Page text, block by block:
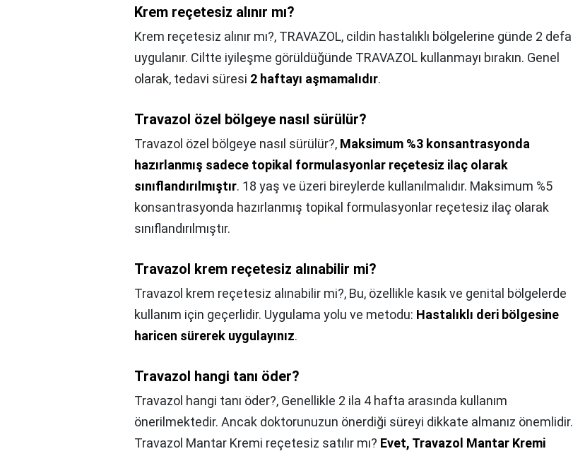
Krem reçetesiz alınır mı?
Krem reçetesiz alınır mı?, TRAVAZOL, cildin hastalıklı bölgelerine günde 2 defa
uygulanır. Ciltte iyileşme görüldüğünde TRAVAZOL kullanmayı bırakın. Genel
olarak, tedavi süresi 2 haftayı aşmamalıdır.
Travazol özel bölgeye nasıl sürülür?
Travazol özel bölgeye nasıl sürülür?, Maksimum %3 konsantrasyonda
hazırlanmış sadece topikal formulasyonlar reçetesiz ilaç olarak
sınıflandırılmıştır. 18 yaş ve üzeri bireylerde kullanılmalıdır. Maksimum %5
konsantrasyonda hazırlanmış topikal formulasyonlar reçetesiz ilaç olarak
sınıflandırılmıştır.
Travazol krem reçetesiz alınabilir mi?
Travazol krem reçetesiz alınabilir mi?, Bu, özellikle kasık ve genital bölgelerde
kullanım için geçerlidir. Uygulama yolu ve metodu: Hastalıklı deri bölgesine
haricen sürerek uygulayınız.
Travazol hangi tanı öder?
Travazol hangi tanı öder?, Genellikle 2 ila 4 hafta arasında kullanım
önerilmektedir. Ancak doktorunuzun önerdiği süreyi dikkate almanız önemlidir.
Travazol Mantar Kremi reçetesiz satılır mı? Evet, Travazol Mantar Kremi